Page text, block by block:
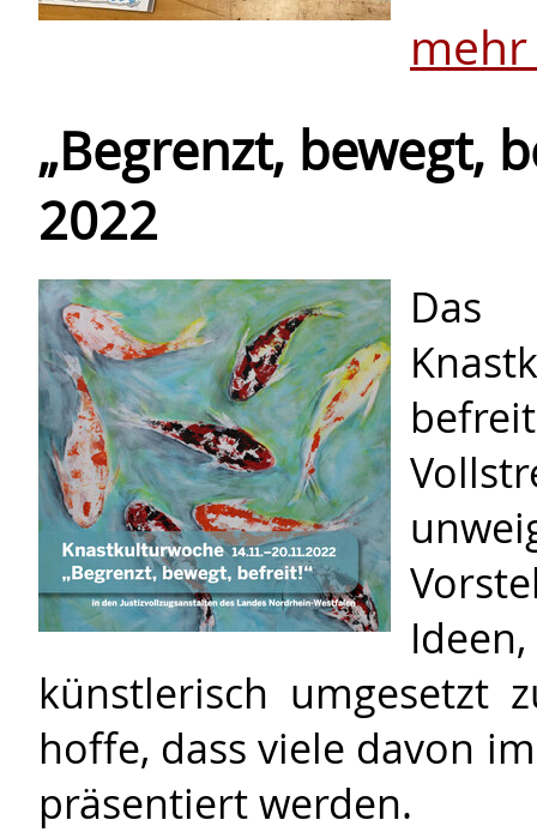
„Begrenzt, bewegt,
2022
künstlerisch umgesetzt
hoffe, dass viele davon
präsentiert werden.